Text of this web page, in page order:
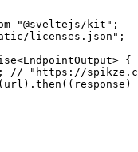
"@sveltejs/kit";
licenses.json";
{
// "https://